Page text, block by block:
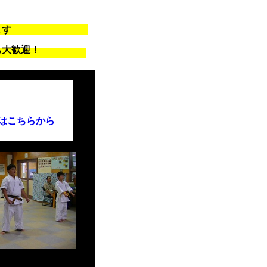
す
歓迎！
こちらから